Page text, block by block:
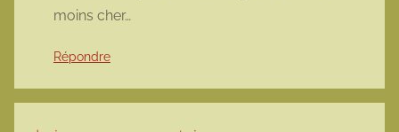
moins cher…
Répondre